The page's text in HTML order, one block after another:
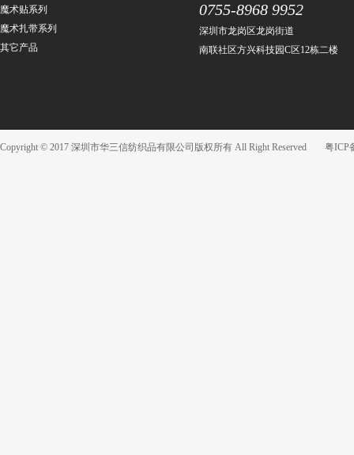
魔术贴系列
魔术扎带系列
其它产品
0755-8968 9952
深圳市龙岗区龙岗街道
南联社区方兴科技园C区12栋二楼
Copyright © 2017 深圳市华三信纺织品有限公司版权所有 All Right Reserved 粤ICP